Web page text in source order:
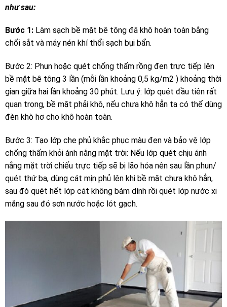
như sau:
Bước 1: Làm sạch bề mặt bê tông đã khô hoàn toàn bằng
chổi sắt và máy nén khí thổi sạch bụi bẩn.
Bước 2: Phun hoặc quét chống thấm rồng đen trực tiếp lên
bề mặt bê tông 3 lần (mỗi lần khoảng 0,5 kg/m2 ) khoảng thời
gian giữa hai lần khoảng 30 phút. Lưu ý: lớp quét đầu tiên rất
quan trọng, bề mặt phải khô, nếu chưa khô hẳn ta có thể dùng
đèn khò hơ cho khô hoàn toàn.
Bước 3: Tạo lớp che phủ khắc phục màu đen và bảo vệ lớp
chống thấm khỏi ánh nắng mặt trời: Nếu lớp quét chịu ánh
nắng mặt trời chiếu trực tiếp sẽ bị lão hóa nên sau lần phun/
quét thứ ba, dùng cát mịn phủ lên khi bề mặt chưa khô hẳn,
sau đó quét hết lớp cát không bám dính rồi quét lớp nước xi
măng sau đó sơn nước hoặc lót gạch.